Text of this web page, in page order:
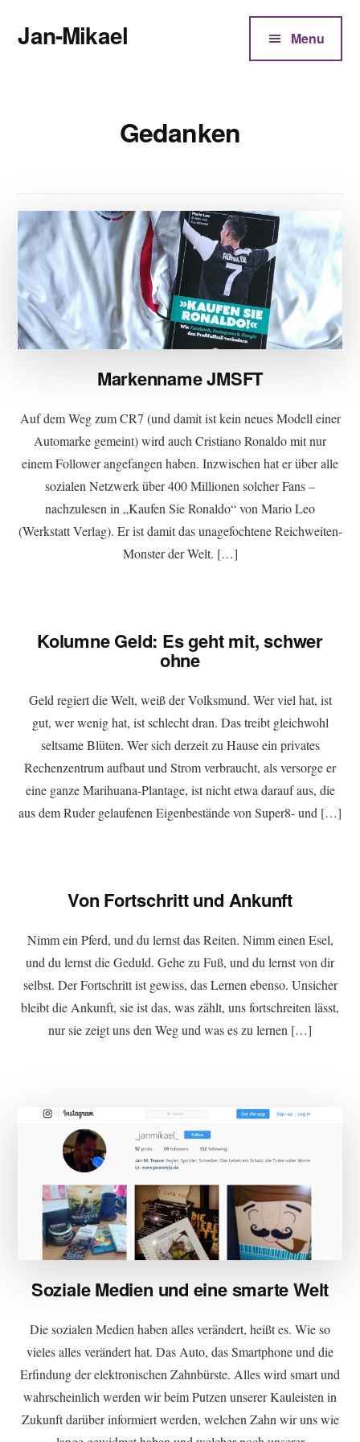
Inhalt
springen
menu
Jan-Mikael Menu
Gedanken
Markenname JMSFT
Auf dem Weg zum CR7 (und damit ist kein neues Modell einer
Automarke gemeint) wird auch Cristiano Ronaldo mit nur
einem Follower angefangen haben. Inzwischen hat er über alle
sozialen Netzwerk über 400 Millionen solcher Fans –
nachzulesen in „Kaufen Sie Ronaldo“ von Mario Leo
(Werkstatt Verlag). Er ist damit das unagefochtene Reichweiten-
Monster der Welt. […]
Kolumne Geld: Es geht mit, schwer
ohne
Geld regiert die Welt, weiß der Volksmund. Wer viel hat, ist
gut, wer wenig hat, ist schlecht dran. Das treibt gleichwohl
seltsame Blüten. Wer sich derzeit zu Hause ein privates
Rechenzentrum aufbaut und Strom verbraucht, als versorge er
eine ganze Marihuana-Plantage, ist nicht etwa darauf aus, die
aus dem Ruder gelaufenen Eigenbestände von Super8- und […]
Von Fortschritt und Ankunft
Nimm ein Pferd, und du lernst das Reiten. Nimm einen Esel,
und du lernst die Geduld. Gehe zu Fuß, und du lernst von dir
selbst. Der Fortschritt ist gewiss, das Lernen ebenso. Unsicher
bleibt die Ankunft, sie ist das, was zählt, uns fortschreiten lässt,
nur sie zeigt uns den Weg und was es zu lernen […]
Soziale Medien und eine smarte Welt
Die sozialen Medien haben alles verändert, heißt es. Wie so
vieles alles verändert hat. Das Auto, das Smartphone und die
Erfindung der elektronischen Zahnbürste. Alles wird smart und
wahrscheinlich werden wir beim Putzen unserer Kauleisten in
Zukunft darüber informiert werden, welchen Zahn wir uns wie